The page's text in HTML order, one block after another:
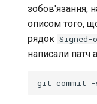
зобов'язання,
описом того,
рядок
написали патч
git commit -